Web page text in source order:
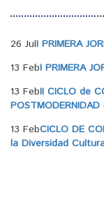
26 JulI PRIMERA
13 FebI PRIMERA
13 FebII CICLO de
13 FebCICLO DE
la Diversidad